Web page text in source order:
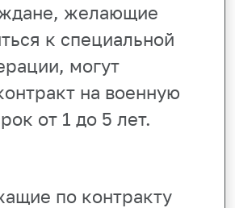
желающие
к специальной
могут
на военную
от 1 до 5 лет.
по контракту